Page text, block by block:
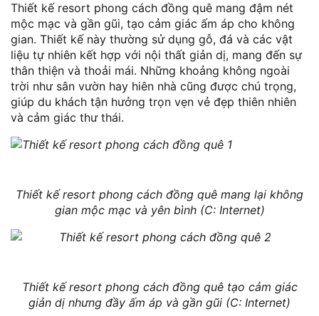
Thiết kế resort phong cách đồng quê mang đậm nét
mộc mạc và gần gũi, tạo cảm giác ấm áp cho không
gian. Thiết kế này thường sử dụng gỗ, đá và các vật
liệu tự nhiên kết hợp với nội thất giản dị, mang đến sự
thân thiện và thoải mái. Những khoảng không ngoài
trời như sân vườn hay hiên nhà cũng được chú trọng,
giúp du khách tận hưởng trọn vẹn vẻ đẹp thiên nhiên
và cảm giác thư thái.
Thiết kế resort phong cách đồng quê mang lại không
gian mộc mạc và yên bình (C: Internet)
Thiết kế resort phong cách đồng quê tạo cảm giác
giản dị nhưng đầy ấm áp và gần gũi (C: Internet)